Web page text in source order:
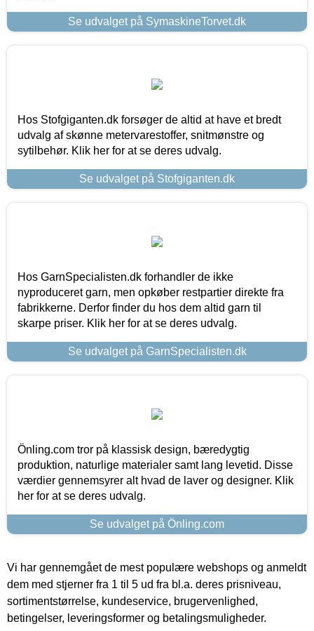
Se udvalget på SymaskineTorvet.dk
Hos Stofgiganten.dk forsøger de altid at have et bredt
udvalg af skønne metervarestoffer, snitmønstre og
sytilbehør. Klik her for at se deres udvalg.
Se udvalget på Stofgiganten.dk
Hos GarnSpecialisten.dk forhandler de ikke
nyproduceret garn, men opkøber restpartier direkte fra
fabrikkerne. Derfor finder du hos dem altid garn til
skarpe priser. Klik her for at se deres udvalg.
Se udvalget på GarnSpecialisten.dk
Önling.com tror på klassisk design, bæredygtig
produktion, naturlige materialer samt lang levetid. Disse
værdier gennemsyrer alt hvad de laver og designer. Klik
her for at se deres udvalg.
Se udvalget på Önling.com
Vi har gennemgået de mest populære webshops og anmeldt
dem med stjerner fra 1 til 5 ud fra bl.a. deres prisniveau,
sortimentstørrelse, kundeservice, brugervenlighed,
betingelser, leveringsformer og betalingsmuligheder.